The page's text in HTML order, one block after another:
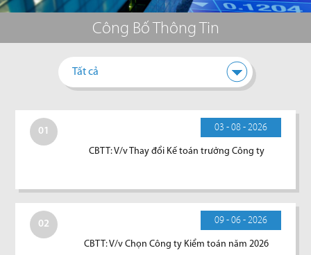
Công Bố Thông Tin
Tất cả
01 03 - 08 - 2026
CBTT: V/v Thay đổi Kế toán trưởng Công ty
02 09 - 06 - 2026
CBTT: V/v Chọn Công ty Kiểm toán năm 2026